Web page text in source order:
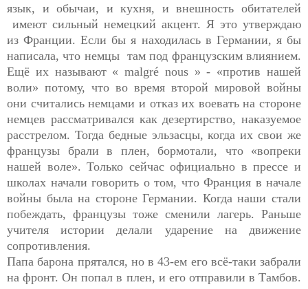
язык, и обычаи, и кухня, и внешность обитателей
имеют сильный немецкий акцент. Я это утверждаю
из Франции. Если бы я находилась в Германии, я бы
написала, что немцы там под французским влиянием.
Ещё их называют « malgré nous » - «против нашей
воли» потому, что во время второй мировой войны
они считались немцами и отказ их воевать на стороне
немцев рассматривался как дезертирство, наказуемое
расстрелом. Тогда бедные эльзасцы, когда их свои же
французы брали в плен, бормотали, что «вопреки
нашей воле». Только сейчас официально в прессе и
школах начали говорить о том, что Франция в начале
войны была на стороне Германии. Когда наши стали
побеждать, французы тоже сменили лагерь. Раньше
учителя истории делали ударение на движение
сопротивления.
Папа барона прятался, но в 43-ем его всё-таки забрали
на фронт. Он попал в плен, и его отправили в Тамбов.